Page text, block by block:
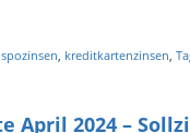
kreditkartenzinsen
April 2024 –